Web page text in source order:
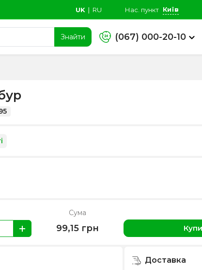
UK ∣ RU Нас. пункт Київ
Знайти (067) 000-20-10
Сума
99,15 грн
Доставка